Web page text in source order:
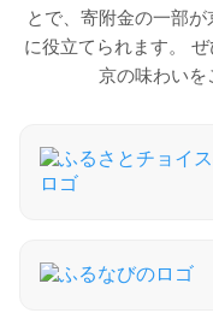
とで、寄附金の一部
に役立てられます。
京の味わいを